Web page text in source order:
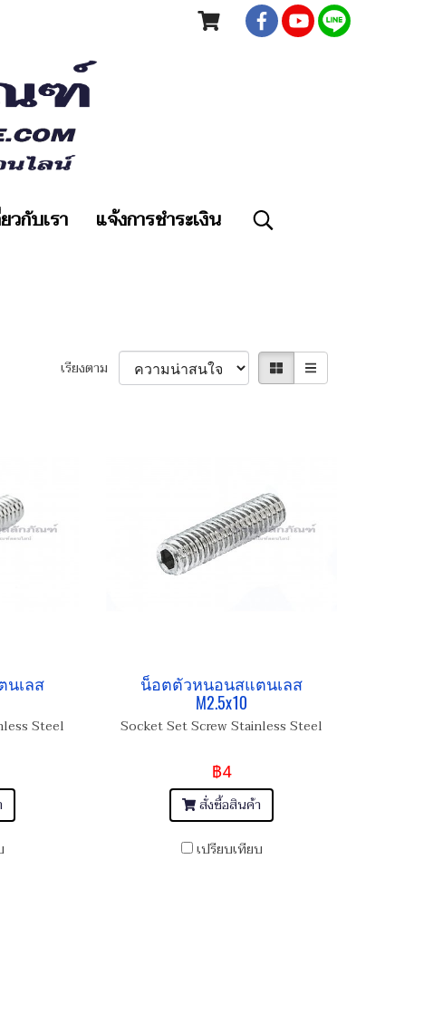
วกับเรา แจ้งการชำระเงิน
เรียงตาม
เลส
Steel
น็อตตัวหนอนสแตนเลส
M2.5x10
Socket Set Screw Stainless Steel
฿4
สั่งซื้อสินค้า
เปรียบเทียบ